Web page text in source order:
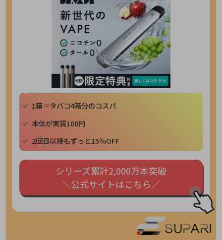
1箱＝タバコ4箱分のコスパ
本体が実質100円
2回目以降もずっと15％OFF
シリーズ累計2,000万本突破
＼公式サイトはこちら／